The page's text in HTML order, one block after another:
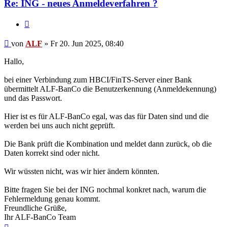
Re: ING - neues Anmeldeverfahren ?
Beitrag
von ALF » Fr 20. Jun 2025, 08:40
Hallo,
bei einer Verbindung zum HBCI/FinTS-Server einer Bank
übermittelt ALF-BanCo die Benutzerkennung (Anmeldekennung)
und das Passwort.
Hier ist es für ALF-BanCo egal, was das für Daten sind und die
werden bei uns auch nicht geprüft.
Die Bank prüft die Kombination und meldet dann zurück, ob die
Daten korrekt sind oder nicht.
Wir wüssten nicht, was wir hier ändern könnten.
Bitte fragen Sie bei der ING nochmal konkret nach, warum die
Fehlermeldung genau kommt.
Freundliche Grüße,
Ihr ALF-BanCo Team